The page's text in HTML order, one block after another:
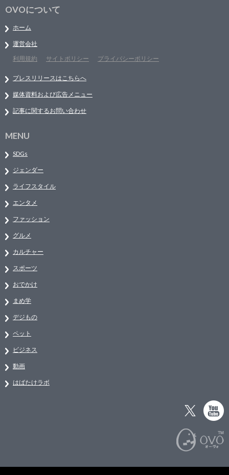
OVOについて
ホーム
運営会社
利用規約
サイトポリシー プライバシーポリシー
プレスリリースはこちらへ
媒体資料および広告メニュー
記事に関するお問い合わせ
MENU
SDGs
ジェンダー
ライフスタイル
エンタメ
ファッション
グルメ
カルチャー
スポーツ
おでかけ
まめ学
デジもの
ペット
ビジネス
動画
はばたけラボ